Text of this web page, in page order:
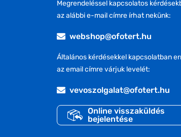
Megrendeléssel kapcsolatos
az alábbi e-mail címre írhat nekünk:
webshop@ofotert.hu
Általános kérdésekkel kapcsolatban
az email címre várjuk levelét:
vevoszolgalat@ofotert.hu
Online visszaküldés
bejelentése